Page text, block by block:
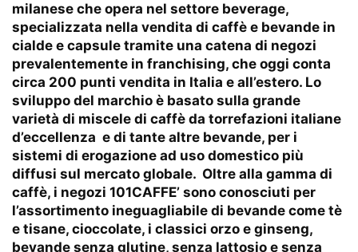
milanese che opera nel settore beverage,
specializzata nella vendita di caffè e bevande in
cialde e capsule tramite una catena di negozi
prevalentemente in franchising, che oggi conta
circa 200 punti vendita in Italia e all’estero. Lo
sviluppo del marchio è basato sulla grande
varietà di miscele di caffè da torrefazioni italiane
d’eccellenza e di tante altre bevande, per i
sistemi di erogazione ad uso domestico più
diffusi sul mercato globale. Oltre alla gamma di
caffè, i negozi 101CAFFE’ sono conosciuti per
l’assortimento ineguagliabile di bevande come tè
e tisane, cioccolate, i classici orzo e ginseng,
bevande senza glutine, senza lattosio e senza